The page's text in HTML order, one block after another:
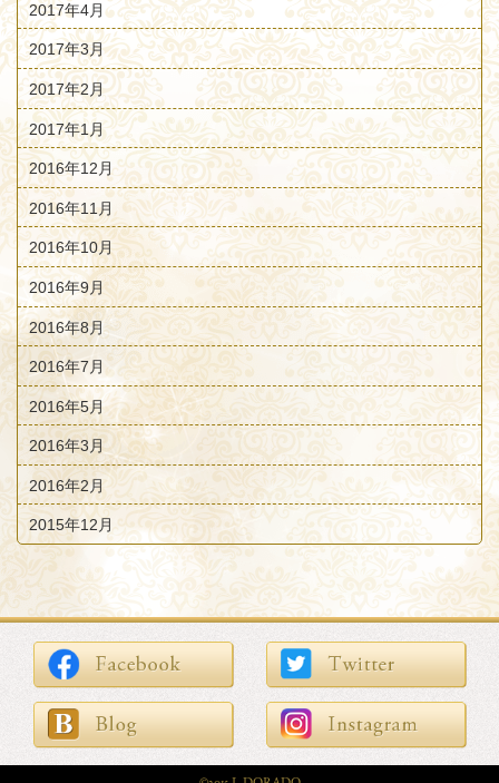
2017年4月
2017年3月
2017年2月
2017年1月
2016年12月
2016年11月
2016年10月
2016年9月
2016年8月
2016年7月
2016年5月
2016年3月
2016年2月
2015年12月